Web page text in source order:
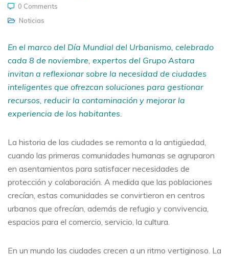
0 Comments
Noticias
En el marco del Día Mundial del Urbanismo, celebrado
cada 8 de noviembre, expertos del Grupo Astara
invitan a reflexionar sobre la necesidad de ciudades
inteligentes que ofrezcan soluciones para gestionar
recursos, reducir la contaminación y mejorar la
experiencia de los habitantes.
La historia de las ciudades se remonta a la antigüedad,
cuando las primeras comunidades humanas se agruparon
en asentamientos para satisfacer necesidades de
protección y colaboración. A medida que las poblaciones
crecían, estas comunidades se convirtieron en centros
urbanos que ofrecían, además de refugio y convivencia,
espacios para el comercio, servicio, la cultura.
En un mundo las ciudades crecen a un ritmo vertiginoso. La